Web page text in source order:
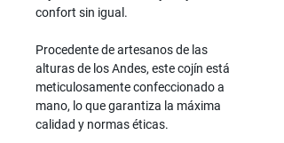
confort sin igual.
Procedente de artesanos de las
alturas de los Andes, este cojín está
meticulosamente confeccionado a
mano, lo que garantiza la máxima
calidad y normas éticas.